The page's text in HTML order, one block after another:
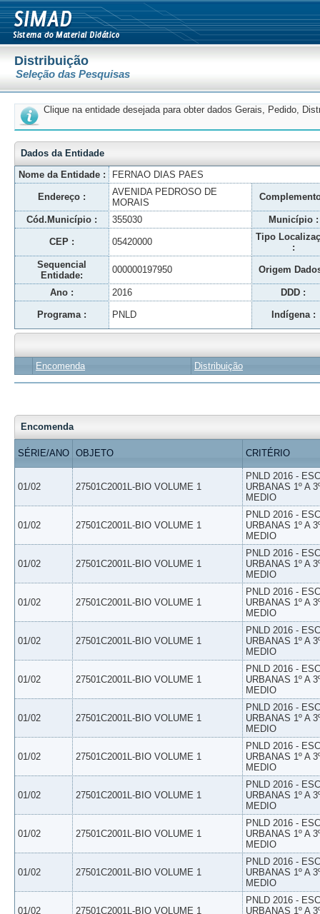
Distribuição
Seleção das Pesquisas
Clique na entidade desejada para obter dados Gerais, Pedido,
Dados da Entidade
Nome da Entidade :
FERNAO DIAS PAES
Endereço :
AVENIDA PEDROSO DE
MORAIS
Cód.Município : 355030 Município :
CEP : 05420000
Tipo
:
Sequencial
Entidade:
000000197950 Origem
Ano : 2016 DDD :
Programa : PNLD Indígena :
Encomenda Distribuição
Encomenda
SÉRIE/ANO OBJETO CRITÉRIO
01/02 27501C2001L-BIO VOLUME 1
PNLD 2016 -
URBANAS 1º A
MEDIO
01/02 27501C2001L-BIO VOLUME 1
PNLD 2016 -
URBANAS 1º A
MEDIO
01/02 27501C2001L-BIO VOLUME 1
PNLD 2016 -
URBANAS 1º A
MEDIO
01/02 27501C2001L-BIO VOLUME 1
PNLD 2016 -
URBANAS 1º A
MEDIO
01/02 27501C2001L-BIO VOLUME 1
PNLD 2016 -
URBANAS 1º A
MEDIO
01/02 27501C2001L-BIO VOLUME 1
PNLD 2016 -
URBANAS 1º A
MEDIO
01/02 27501C2001L-BIO VOLUME 1
PNLD 2016 -
URBANAS 1º A
MEDIO
01/02 27501C2001L-BIO VOLUME 1
PNLD 2016 -
URBANAS 1º A
MEDIO
01/02 27501C2001L-BIO VOLUME 1
PNLD 2016 -
URBANAS 1º A
MEDIO
01/02 27501C2001L-BIO VOLUME 1
PNLD 2016 -
URBANAS 1º A
MEDIO
01/02 27501C2001L-BIO VOLUME 1
PNLD 2016 -
URBANAS 1º A
MEDIO
01/02 27501C2001L-BIO VOLUME 1
PNLD 2016 -
URBANAS 1º A